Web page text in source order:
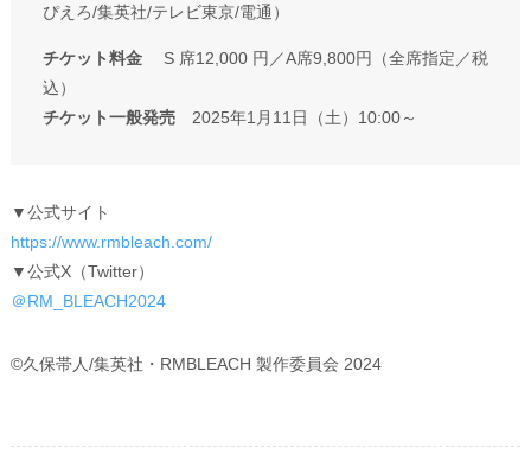
ぴえろ/集英社/テレビ東京/電通）
チケット料金S 席12,000 円／A席9,800円（全席指定／税
込）
チケット一般発売2025年1月11日（土）10:00～
▼公式サイト
https://www.rmbleach.com/
▼公式X（Twitter）
＠RM_BLEACH2024
©久保帯人/集英社・RMBLEACH 製作委員会 2024